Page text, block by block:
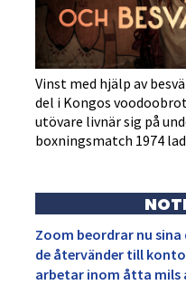
Vinst med hjälp av
del i Kongos
utövare livnär sig på
boxningsmatch 1974
Zoom beordrar nu
de återvänder till
arbetar inom åtta mils